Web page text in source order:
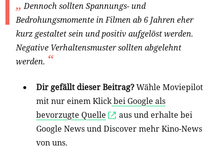
Dennoch sollten Spannungs- und
Bedrohungsmomente in Filmen ab 6 Jahren eher
kurz gestaltet sein und positiv aufgelöst werden.
Negative Verhaltensmuster sollten abgelehnt
werden.
Dir gefällt dieser Beitrag?Wähle Moviepilot
mit nur einem Klickbei Google als
bevorzugte Quelle
aus und erhalte bei
Google News und Discover mehr Kino-News
von uns.